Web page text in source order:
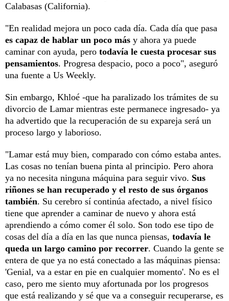
Calabasas (California).
"En realidad mejora un poco cada día. Cada día que pasa
es capaz de hablar un poco más y ahora ya puede
caminar con ayuda, pero todavía le cuesta procesar sus
pensamientos. Progresa despacio, poco a poco", aseguró
una fuente a Us Weekly.
Sin embargo, Khloé -que ha paralizado los trámites de su
divorcio de Lamar mientras este permanece ingresado- ya
ha advertido que la recuperación de su expareja será un
proceso largo y laborioso.
"Lamar está muy bien, comparado con cómo estaba antes.
Las cosas no tenían buena pinta al principio. Pero ahora
ya no necesita ninguna máquina para seguir vivo. Sus
riñones se han recuperado y el resto de sus órganos
también. Su cerebro sí continúa afectado, a nivel físico
tiene que aprender a caminar de nuevo y ahora está
aprendiendo a cómo comer él solo. Son todo ese tipo de
cosas del día a día en las que nunca piensas, todavía le
queda un largo camino por recorrer. Cuando la gente se
entera de que ya no está conectado a las máquinas piensa:
'Genial, va a estar en pie en cualquier momento'. No es el
caso, pero me siento muy afortunada por los progresos
que está realizando y sé que va a conseguir recuperarse, es